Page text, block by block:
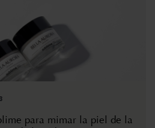
para mimar la piel de la